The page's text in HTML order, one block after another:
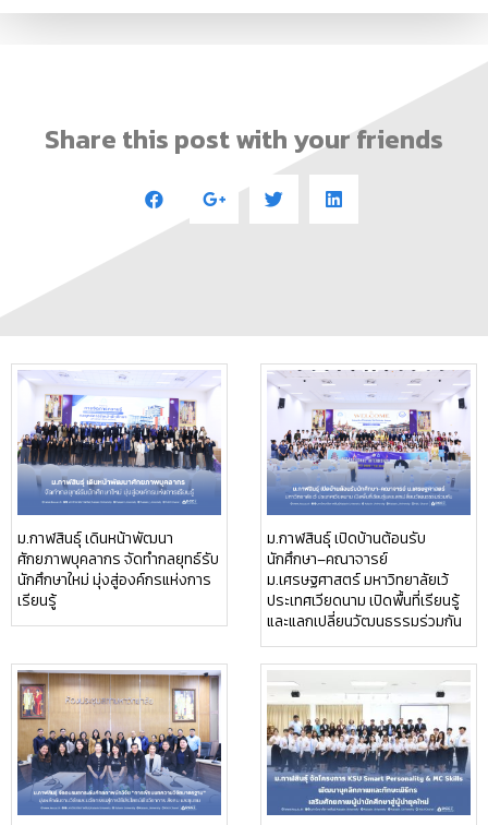
Share this post with your friends
ม.กาฬสินธุ์ เดินหน้าพัฒนา
ศักยภาพบุคลากร จัดทำกลยุทธ์รับ
นักศึกษาใหม่ มุ่งสู่องค์กรแห่งการ
เรียนรู้
ม.กาฬสินธุ์ เปิดบ้านต้อนรับ
นักศึกษา–คณาจารย์
ม.เศรษฐศาสตร์ มหาวิทยาลัยเว้
ประเทศเวียดนาม เปิดพื้นที่เรียนรู้
และแลกเปลี่ยนวัฒนธรรมร่วมกัน